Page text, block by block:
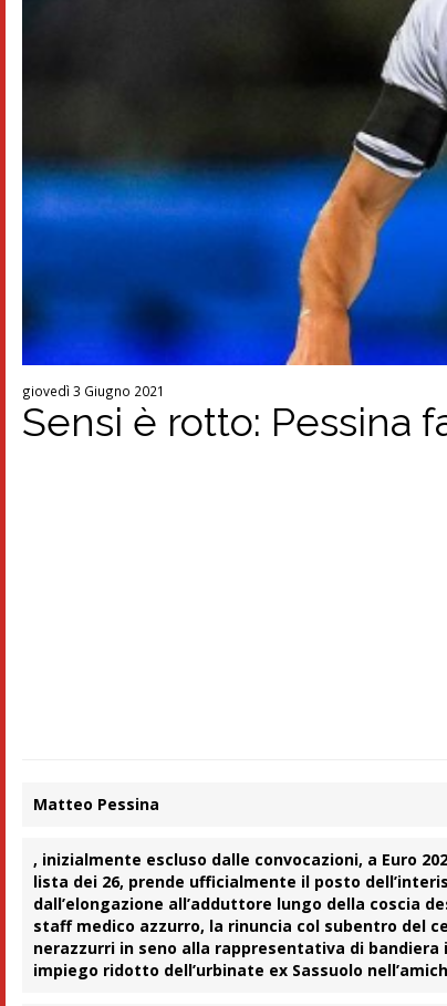
giovedì 3 Giugno 2021
Sensi è rotto: Pessina
Matteo Pessina
, inizialmente escluso dalle convocazioni, a Euro
lista dei 26, prende ufficialmente il posto
dall’elongazione all’adduttore lungo della coscia
staff medico azzurro, la rinuncia col subentro del
nerazzurri in seno alla rappresentativa di
impiego ridotto dell’urbinate ex Sassuolo